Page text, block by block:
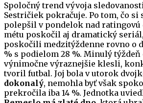
Spoločný trend vývoja
Sestričiek pokračuje. Po tom, čo
polepšil v pondelok nad ratingovú
métu poskočil aj dramatický
poskočili medzitýždenne rovno o
% s podielom 28 %. Minulý
výnimočne výraznejšie klesli,
tvoril futbal. Joj bola v utorok
dokonalý, nemohla byť však
prekročila iba 14 %. Jednotka